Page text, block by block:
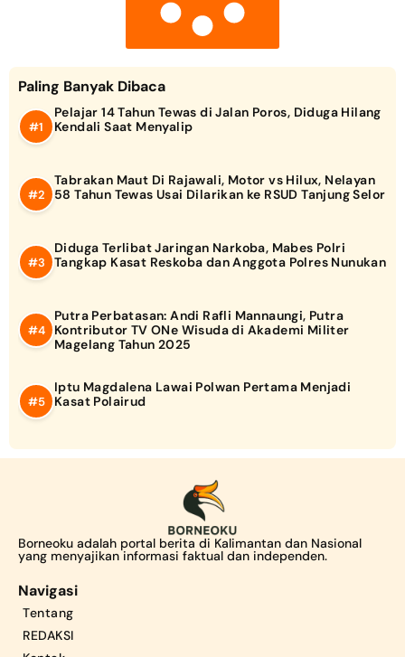
Paling Banyak Dibaca
Pelajar 14 Tahun Tewas di Jalan Poros, Diduga Hilang
Kendali Saat Menyalip
Tabrakan Maut Di Rajawali, Motor vs Hilux, Nelayan
58 Tahun Tewas Usai Dilarikan ke RSUD Tanjung Selor
Diduga Terlibat Jaringan Narkoba, Mabes Polri
Tangkap Kasat Reskoba dan Anggota Polres Nunukan
Putra Perbatasan: Andi Rafli Mannaungi, Putra
Kontributor TV ONe Wisuda di Akademi Militer
Magelang Tahun 2025
Iptu Magdalena Lawai Polwan Pertama Menjadi
Kasat Polairud
Borneoku adalah portal berita di Kalimantan dan Nasional
yang menyajikan informasi faktual dan independen.
Navigasi
Tentang
REDAKSI